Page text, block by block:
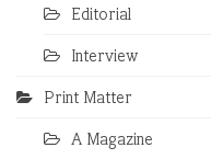
Editorial
Interview
Print Matter
A Magazine